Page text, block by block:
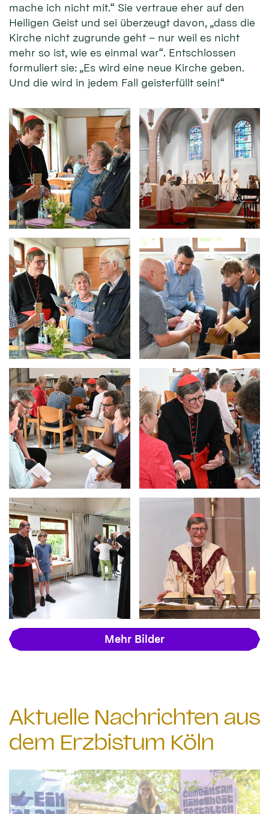
mache ich nicht mit.“ Sie vertraue eher auf den
Heiligen Geist und sei überzeugt davon, „dass die
Kirche nicht zugrunde geht – nur weil es nicht
mehr so ist, wie es einmal war“. Entschlossen
formuliert sie: „Es wird eine neue Kirche geben.
Und die wird in jedem Fall geisterfüllt sein!“
Mehr Bilder
Aktuelle Nachrichten aus
dem Erzbistum Köln